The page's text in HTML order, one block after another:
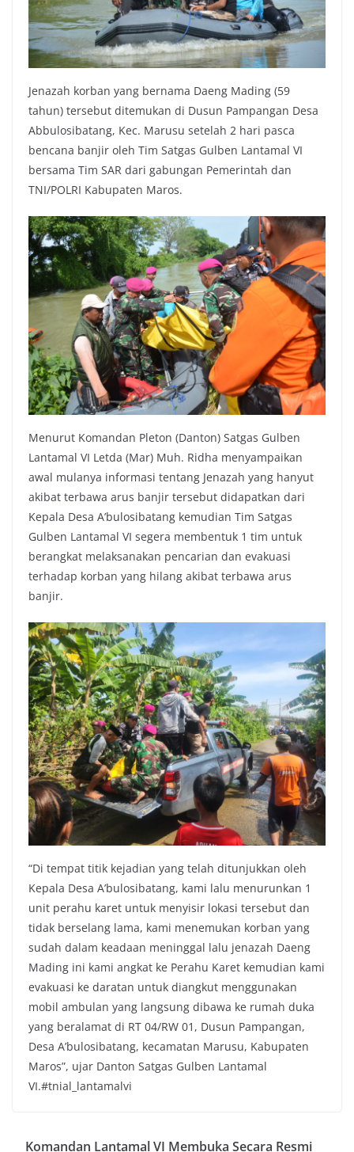
Jenazah korban yang bernama Daeng Mading (59
tahun) tersebut ditemukan di Dusun Pampangan Desa
Abbulosibatang, Kec. Marusu setelah 2 hari pasca
bencana banjir oleh Tim Satgas Gulben Lantamal VI
bersama Tim SAR dari gabungan Pemerintah dan
TNI/POLRI Kabupaten Maros.
Menurut Komandan Pleton (Danton) Satgas Gulben
Lantamal VI Letda (Mar) Muh. Ridha menyampaikan
awal mulanya informasi tentang Jenazah yang hanyut
akibat terbawa arus banjir tersebut didapatkan dari
Kepala Desa A’bulosibatang kemudian Tim Satgas
Gulben Lantamal VI segera membentuk 1 tim untuk
berangkat melaksanakan pencarian dan evakuasi
terhadap korban yang hilang akibat terbawa arus
banjir.
“Di tempat titik kejadian yang telah ditunjukkan oleh
Kepala Desa A’bulosibatang, kami lalu menurunkan 1
unit perahu karet untuk menyisir lokasi tersebut dan
tidak berselang lama, kami menemukan korban yang
sudah dalam keadaan meninggal lalu jenazah Daeng
Mading ini kami angkat ke Perahu Karet kemudian kami
evakuasi ke daratan untuk diangkut menggunakan
mobil ambulan yang langsung dibawa ke rumah duka
yang beralamat di RT 04/RW 01, Dusun Pampangan,
Desa A’bulosibatang, kecamatan Marusu, Kabupaten
Maros”, ujar Danton Satgas Gulben Lantamal
VI.#tnial_lantamalvi
Komandan Lantamal VI Membuka Secara Resmi